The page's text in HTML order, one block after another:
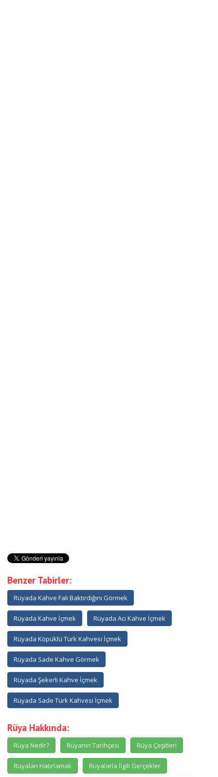
Benzer Tabirler:
Rüyada Kahve Falı Baktırdığını Görmek
Rüyada Kahve İçmek Rüyada Acı Kahve İçmek
Rüyada Köpüklü Türk Kahvesi İçmek
Rüyada Sade Kahve Görmek
Rüyada Şekerli Kahve İçmek
Rüyada Sade Türk Kahvesi İçmek
Rüya Hakkında:
Rüya Nedir? Rüyanın Tarihçesi Rüya Çeşitleri
Rüyaları Hatırlamak Rüyalarla İlgili Gerçekler